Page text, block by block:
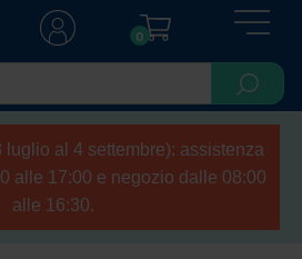
0
luglio al 4 settembre): assistenza
alle 17:00 e negozio dalle 08:00
alle 16:30.